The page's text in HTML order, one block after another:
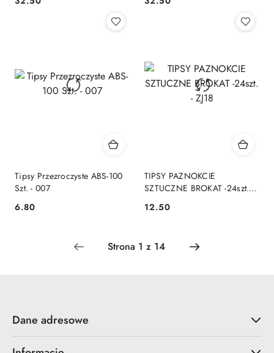
Cena: Cena:
Tipsy Przezroczyste ABS-100
Szt. - 007
Cena:
6.80
TIPSY PAZNOKCIE
SZTUCZNE BROKAT -24szt. -
Cena:
12.50
Dane adresowe